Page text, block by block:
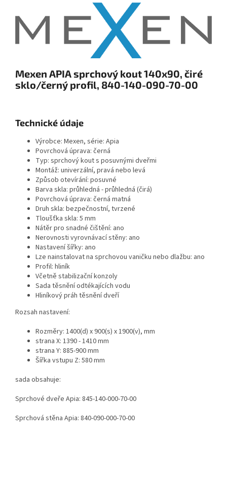
Mexen APIA sprchový kout 140x90, čiré
sklo/černý profil, 840-140-090-70-00
Technické údaje
Výrobce: Mexen, série: Apia
Povrchová úprava: černá
Typ: sprchový kout s posuvnými dveřmi
Montáž: univerzální, pravá nebo levá
Způsob otevírání: posuvné
Barva skla: průhledná - průhledná (čirá)
Povrchová úprava: černá matná
Druh skla: bezpečnostní, tvrzené
Tloušťka skla: 5 mm
Nátěr pro snadné čištění: ano
Nerovnosti vyrovnávací stěny: ano
Nastavení šířky: ano
Lze nainstalovat na sprchovou vaničku nebo dlažbu: ano
Profil: hliník
Včetně stabilizační konzoly
Sada těsnění odtékajících vodu
Hliníkový práh těsnění dveří
Rozsah nastavení:
Rozměry: 1400(d) x 900(s) x 1900(v), mm
strana X: 1390 - 1410 mm
strana Y: 885-900 mm
Šířka vstupu Z: 580 mm
sada obsahuje:
Sprchové dveře Apia: 845-140-000-70-00
Sprchová stěna Apia: 840-090-000-70-00